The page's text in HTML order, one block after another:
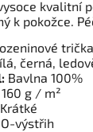
kvalitní
k pokožce.
trička
černá,
Bavlna 100%
160 g / m²
Krátké
O-výstřih